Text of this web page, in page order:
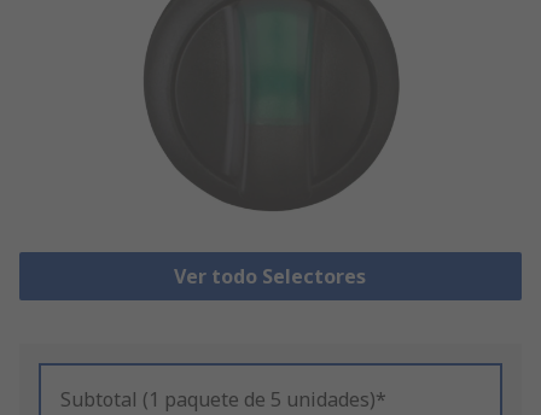
Ver todo Selectores
Subtotal (1 paquete de 5 unidades)*